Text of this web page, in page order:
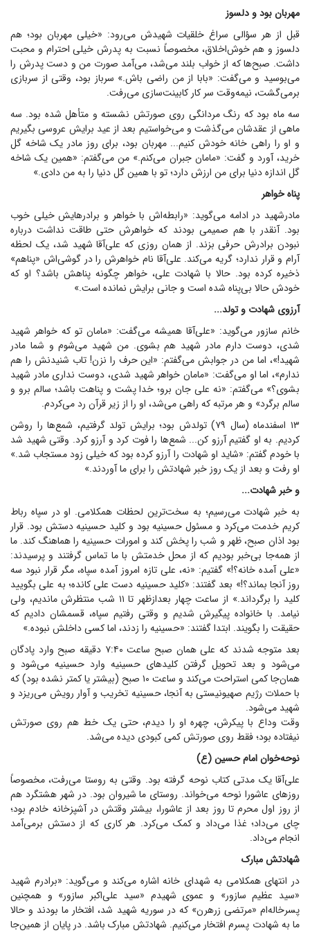
مهربان بود و دلسوز
قبل از هر سؤالی سراغ خلقیات شهیدش می‌رود: «خیلی مهربان بود؛ هم
دلسوز و هم خوش‌اخلاق، مخصوصاً نسبت به پدرش خیلی احترام و محبت
داشت. صبح‌ها که از خواب بلند می‌شد، می‌آمد صورت من و دست پدرش را
می‌بوسید و می‌گفت: «بابا از من راضی باش.» سرباز بود، وقتی از سربازی
برمی‌گشت، نیمه‌وقت سر کار کابینت‌سازی می‌رفت.
سه ماه بود که رنگ مردانگی روی صورتش نشسته و متأهل شده بود. سه
ماهی از عقدشان می‌گذشت و می‌خواستیم بعد از عید برایش عروسی بگیریم
و او را راهی خانه خودش کنیم... مهربان بود، برای روز مادر یک شاخه گل
خرید، آورد و گفت: «مامان جبران می‌کنم.» من می‌گفتم: «همین یک شاخه
گل اندازه دنیا برای من ارزش دارد؛ تو با همین گل دنیا را به من دادی.»
پناه خواهر
مادرشهید در ادامه می‌گوید: «رابطه‌اش با خواهر و برادرهایش خیلی خوب
بود. آنقدر با هم صمیمی بودند که خواهرش حتی طاقت نداشت درباره
نبودن برادرش حرفی بزند. از همان روزی که علی‌آقا شهید شد، یک لحظه
آرام و قرار ندارد؛ گریه می‌کند. علی‌آقا نام خواهرش را در گوشی‌اش «پناهم»
ذخیره کرده بود. حالا با شهادت علی، خواهر چگونه پناهش باشد؟ او که
خودش حالا بی‌پناه شده است و جانی برایش نمانده است.»
آرزوی شهادت و تولد...
خانم سازور می‌گوید: «علی‌آقا همیشه می‌گفت: «مامان تو که خواهر شهید
شدی، دوست دارم مادر شهید هم بشوی. من شهید می‌شوم و شما مادر
شهید!»، اما من در جوابش می‌گفتم: «این حرف را نزن! تاب شنیدنش را هم
ندارم»، اما او می‌گفت: «مامان خواهر شهید شدی، دوست نداری مادر شهید
بشوی؟» می‌گفتم: «نه علی جان برو؛ خدا پشت و پناهت باشد؛ سالم برو و
سالم برگرد» و هر مرتبه که راهی می‌شد، او را از زیر قرآن رد می‌کردم.
۱۳ اسفندماه (سال ۷۹) تولدش بود؛ برایش تولد گرفتیم، شمع‌ها را روشن
کردیم. به او گفتیم آرزو کن... شمع‌ها را فوت کرد و آرزو کرد. وقتی شهید شد
با خودم گفتم: «شاید او شهادت را آرزو کرده بود که خیلی زود مستجاب شد.»
او رفت و بعد از یک روز خبر شهادتش را برای ما آوردند.»
و خبر شهادت...
به خبر شهادت می‌رسیم؛ به سخت‌ترین لحظات همکلامی. او در سپاه رباط
کریم خدمت می‌کرد و مسئول حسینیه بود و کلید حسینیه دستش بود. قرار
بود اذان صبح، ظهر و شب را پخش کند و امورات حسینیه را هماهنگ کند. ما
از همه‌جا بی‌خبر بودیم که از محل خدمتش با ما تماس گرفتند و پرسیدند:
«علی آمده خانه؟!» گفتیم: «نه، علی تازه امروز آمده سپاه، مگر قرار نبود سه
روز آنجا بماند؟!» بعد گفتند: «کلید حسینیه دست علی کانده؛ به علی بگویید
کلید را برگرداند.» از ساعت چهار بعدازظهر تا ۱۱ شب منتظرش ماندیم، ولی
نیامد. با خانواده پیگیرش شدیم و وقتی رفتیم سپاه، قسمشان دادیم که
حقیقت را بگویند. ابتدا گفتند: «حسینیه را زدند، اما کسی داخلش نبوده.»
بعد متوجه شدند که علی همان صبح ساعت ۷:۴۰ دقیقه صبح وارد پادگان
می‌شود و بعد تحویل گرفتن کلید‌های حسینیه وارد حسینیه می‌شود و
همان‌جا کمی استراحت می‌کند و ساعت ۱۰ صبح (بیشتر یا کمتر نشده بود) که
با حملات رژیم صهیونیستی به آنجا، حسینیه تخریب و آوار رویش می‌ریزد و
شهید می‌شود.
وقت وداع با پیکرش، چهره او را دیدم، حتی یک خط هم روی صورتش
نیفتاده بود؛ فقط روی صورتش کمی کبودی دیده می‌شد.
نوحه‌خوان امام حسین (ع)
علی‌آقا یک مدتی کتاب نوحه گرفته بود. وقتی به روستا می‌رفت، مخصوصاً
روز‌های عاشورا نوحه می‌خواند. روستای ما شیروان بود. در شهر هشتگرد هم
از روز اول محرم تا روز بعد از عاشورا، بیشتر وقتش در آشپزخانه خادم بود؛
چای می‌داد؛ غذا می‌داد و کمک می‌کرد. هر کاری که از دستش برمی‌آمد
انجام می‌داد.
شهادتش مبارک
در انتهای همکلامی به شهدای خانه اشاره می‌کند و می‌گوید: «برادرم شهید
«سید عظیم سازور» و عموی شهیدم «سید علی‌اکبر سازور» و همچنین
پسرخاله‌ام «مرتضی زرهرن» که در سوریه شهید شد، افتخار ما بودند و حالا
ما به شهادت پسرم افتخار می‌کنیم. شهادتش مبارک باشد. در پایان از همین‌جا